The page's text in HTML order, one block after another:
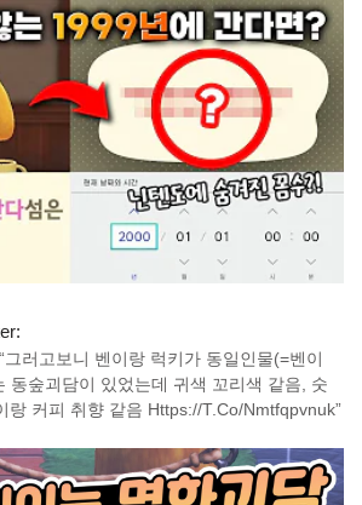
러고보니 벤이랑 럭키가 동일인물(=벤이
동숲괴담이 있었는데 귀색 꼬리색 같음, 숫
랑 커피 취향 같음 Https://T.Co/Nmtfqpvnuk”